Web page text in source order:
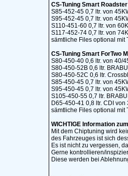
CS-Tuning Smart
S85-452-45 0,7 ltr. von
S95-452-45 0,7 ltr. von
S110-451-60 0,7 ltr. von
S117-452-74 0,7 ltr. von
sämtliche Files optional mit
CS-Tuning Smart ForTwo
S80-450-40 0,6 ltr. von 40/
S80-450-52B 0,6 ltr.
S80-450-52C 0,6 ltr.
S85-450-45 0,7 ltr. von
S95-450-45 0,7 ltr. von
S105-450-55 0,7 ltr.
D65-450-41 0,8 ltr. CDI
sämtliche Files optional mit
WICHTIGE Information
Mit dem Chiptuning wird
des Fahrzeuges ist sich
Es ist nicht zu vergessen,
Gerne kontrollieren/
Diese werden bei